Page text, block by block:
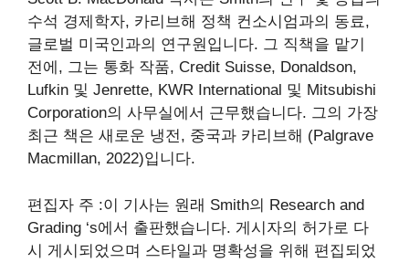
수석 경제학자, 카리브해 정책 컨소시엄과의 동료,
글로벌 미국인과의 연구원입니다. 그 직책을 맡기
전에, 그는 통화 작품, Credit Suisse, Donaldson,
Lufkin 및 Jenrette, KWR International 및 Mitsubishi
Corporation의 사무실에서 근무했습니다. 그의 가장
최근 책은 새로운 냉전, 중국과 카리브해 (Palgrave
Macmillan, 2022)입니다.
편집자 주 :이 기사는 원래 Smith의 Research and
Grading ‘s에서 출판했습니다. 게시자의 허가로 다
시 게시되었으며 스타일과 명확성을 위해 편집되었